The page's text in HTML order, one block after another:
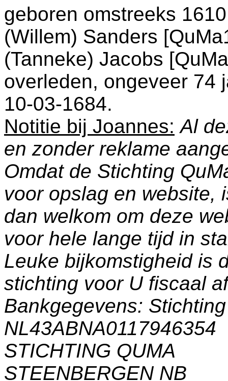
geboren omstreeks
(Willem) Sanders
(Tanneke) Jacobs
overleden, ongeveer 74
10-03-1684.
Notitie bij Joannes: Al
en zonder reklame
Omdat de Stichting
voor opslag en website,
dan welkom om deze
voor hele lange tijd in
Leuke bijkomstigheid is
stichting voor U fiscaal
Bankgegevens:
NL43ABNA0117946354
STICHTING QUMA
STEENBERGEN NB